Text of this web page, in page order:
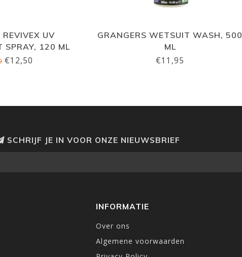
UV
SPRAY, 120 ML
€12,50
GRANGERS WETSUIT WASH, 500
ML
€11,95
SCHRIJF JE IN VOOR ONZE NIEUWSBRIEF
INFORMATIE
Over ons
Algemene voorwaarden